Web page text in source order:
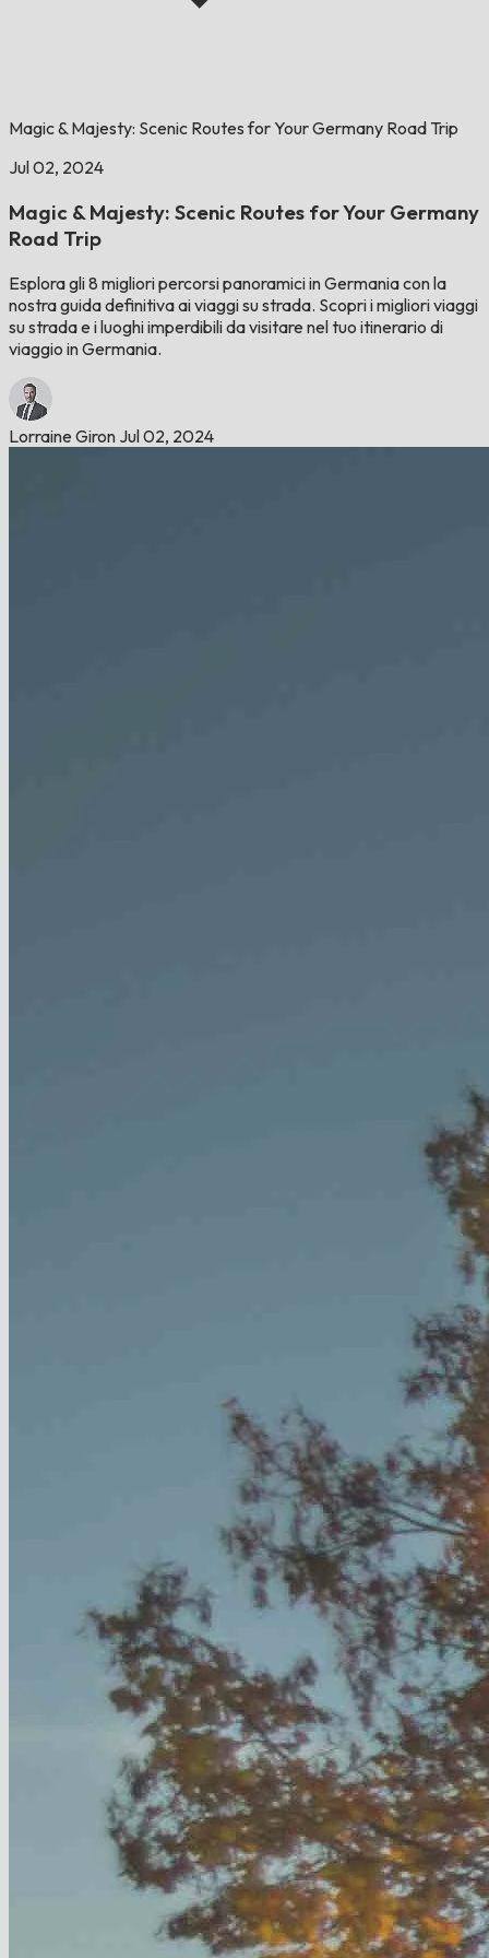
Magic & Majesty: Scenic Routes for Your Germany Road Trip
Jul 02, 2024
Magic & Majesty: Scenic Routes for Your Germany
Road Trip
Esplora gli 8 migliori percorsi panoramici in Germania con la
nostra guida definitiva ai viaggi su strada. Scopri i migliori viaggi
su strada e i luoghi imperdibili da visitare nel tuo itinerario di
viaggio in Germania.
Lorraine Giron Jul 02, 2024